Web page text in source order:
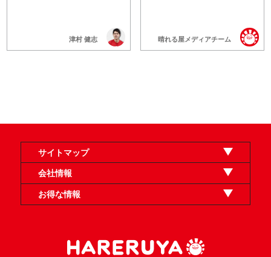
津村 健志 晴れる屋メディアチーム
サイトマップ
オンラインショップ
買取
記事
選手一覧
デッキ検索
デッキ構築
イベント・大会
店舗のご案内
お問い合わせ
ヘルプ
FAQ
会社情報
利用規約
スタッフ募集
特定商取引法表示
個人情報保護方針
企業情報
お得な情報